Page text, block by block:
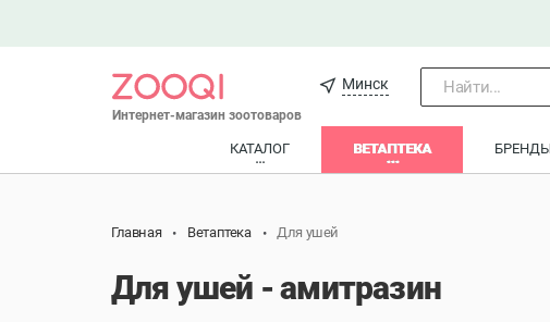
Интернет-магазин зоотоваров
Минск Найти...
КАТАЛОГ ВЕТАПТЕКА БРЕНДЫ
Главная Ветаптека Для ушей
Для ушей - амитразин